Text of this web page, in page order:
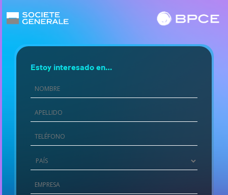
Estoy interesado en…
First
Name
Last
Name
Phone
Country
Company
*